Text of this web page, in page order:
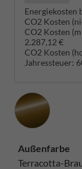
Energiekosten
CO2 Kosten
CO2 Kosten
2.287,12 €
CO2 Kosten
Jahressteuer:
Außenfarbe
Terracotta-